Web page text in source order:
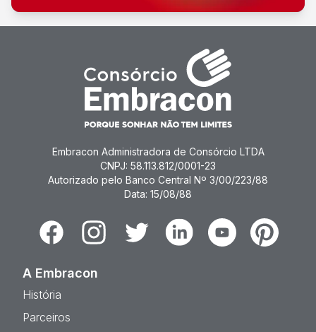
Embracon Administradora de Consórcio LTDA
CNPJ: 58.113.812/0001-23
Autorizado pelo Banco Central Nº 3/00/223/88
Data: 15/08/88
FacebookInstagramTwitter LinkedinYoutubePinterest
A Embracon
História
Parceiros